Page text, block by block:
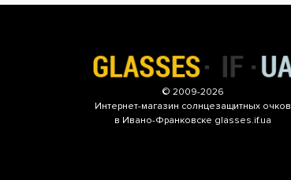
© 2009-2026
Интернет-магазин солнцезащитных очков
в Ивано-Франковске glasses.if.ua